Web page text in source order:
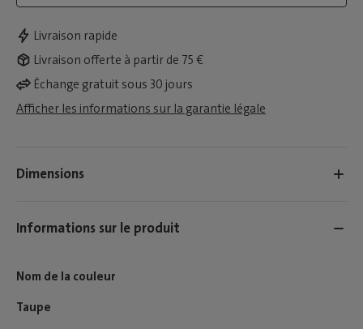
Livraison rapide
Livraison offerte à partir de 75 €
Échange gratuit sous 30 jours
Afficher les informations sur la garantie légale
Dimensions
Informations sur le produit
Nom de la couleur
Taupe